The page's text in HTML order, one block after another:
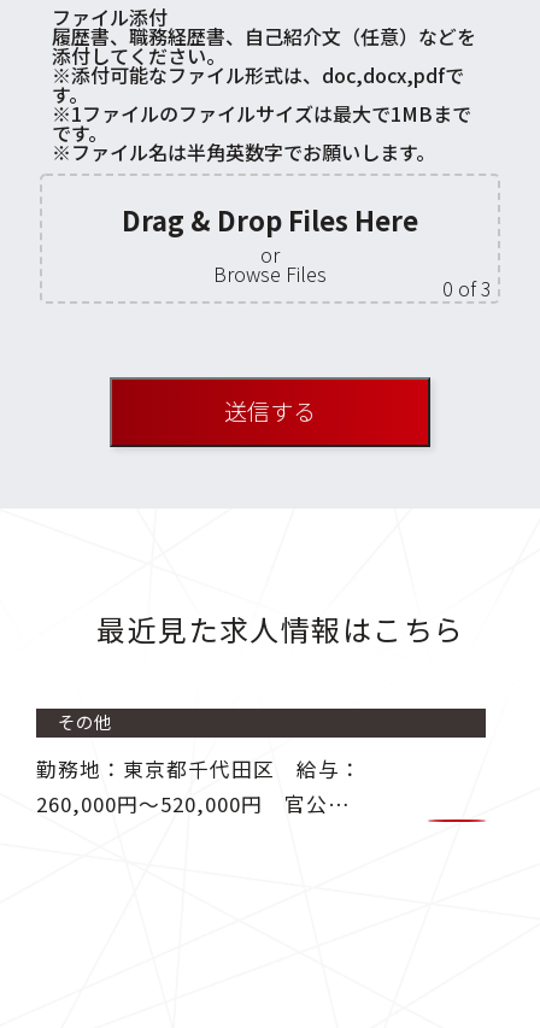
ファイル添付
履歴書、職務経歴書、自己紹介文（任意）などを
添付してください。
※添付可能なファイル形式は、doc,docx,pdfで
す。
※1ファイルのファイルサイズは最大で1MBまで
です。
※ファイル名は半角英数字でお願いします。
Drag & Drop Files Here
or
Browse Files 0 of 3
最近見た求人情報はこちら
その他
勤務地：東京都千代田区 給与：
260,000円〜520,000円 官公庁